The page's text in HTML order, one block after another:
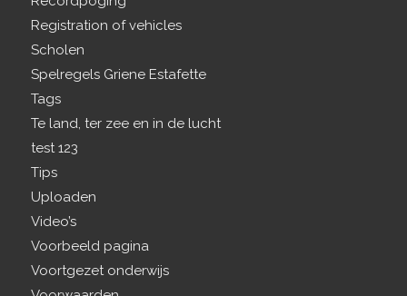
Registration of vehicles
Scholen
Spelregels Griene Estafette
Tags
Te land, ter zee en in de lucht
test 123
Tips
Uploaden
Video’s
Voorbeeld pagina
Voortgezet onderwijs